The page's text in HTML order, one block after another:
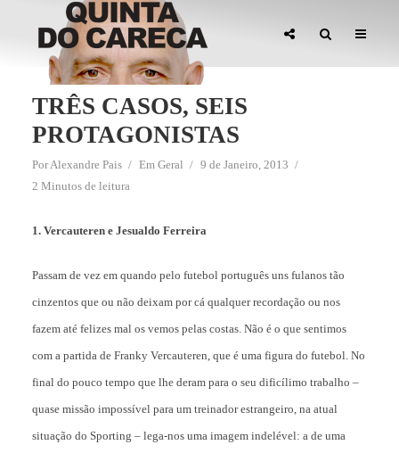
TRÊS CASOS, SEIS
PROTAGONISTAS
PorAlexandre Pais Em Geral
9 de Janeiro, 2013
2 Minutos de leitura
1. Vercauteren e Jesualdo Ferreira
Passam de vez em quando pelo futebol português uns fulanos tão
cinzentos que ou não deixam por cá qualquer recordação ou nos
fazem até felizes mal os vemos pelas costas. Não é o que sentimos
com a partida de Franky Vercauteren, que é uma figura do futebol. No
final do pouco tempo que lhe deram para o seu dificílimo trabalho –
quase missão impossível para um treinador estrangeiro, na atual
situação do Sporting – lega-nos uma imagem indelével: a de uma